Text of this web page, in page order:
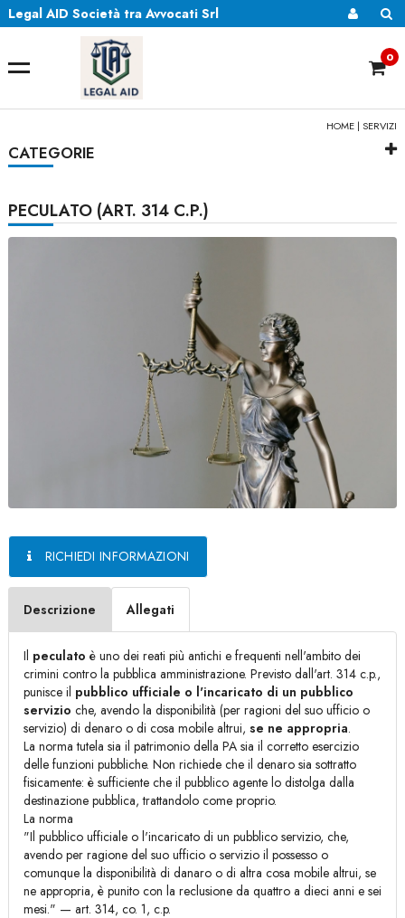
Legal AID Società tra Avvocati Srl
0
HOME |SERVIZI
CATEGORIE
PECULATO (ART. 314 C.P.)
RICHIEDI INFORMAZIONI
Descrizione Allegati
Il peculato è uno dei reati più antichi e frequenti nell'ambito dei
crimini contro la pubblica amministrazione. Previsto dall'art. 314 c.p.,
punisce il pubblico ufficiale o l'incaricato di un pubblico
servizio che, avendo la disponibilità (per ragioni del suo ufficio o
servizio) di denaro o di cosa mobile altrui, se ne appropria.
La norma tutela sia il patrimonio della PA sia il corretto esercizio
delle funzioni pubbliche. Non richiede che il denaro sia sottratto
fisicamente: è sufficiente che il pubblico agente lo distolga dalla
destinazione pubblica, trattandolo come proprio.
La norma
"Il pubblico ufficiale o l'incaricato di un pubblico servizio, che,
avendo per ragione del suo ufficio o servizio il possesso o
comunque la disponibilità di danaro o di altra cosa mobile altrui, se
ne appropria, è punito con la reclusione da quattro a dieci anni e sei
mesi." — art. 314, co. 1, c.p.